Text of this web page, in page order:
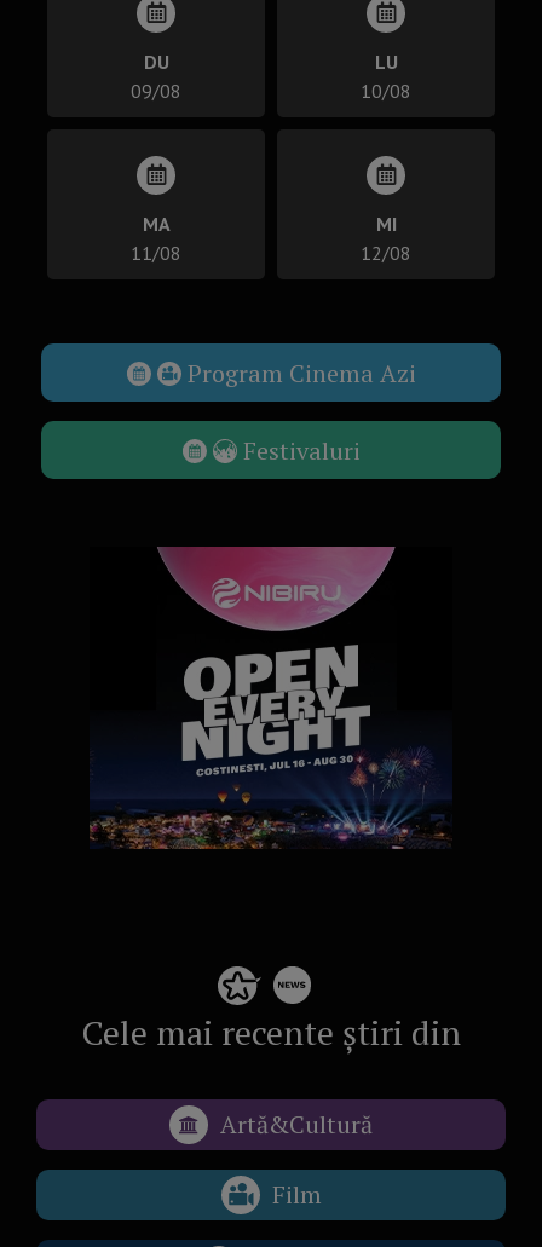
DU
09/08
LU
10/08
MA
11/08
MI
12/08
Program Cinema Azi
Festivaluri
Cele mai recente știri din
Artă&Cultură
Film